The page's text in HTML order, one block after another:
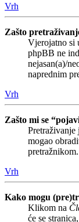
Vrh
Zašto
Vjerojatno si
phpBB ne
nejasan(a)/
naprednim
Vrh
Zašto mi se
Pretraživanje
mogao
pretražnikom.
Vrh
Kako mogu
Klikom na
će se